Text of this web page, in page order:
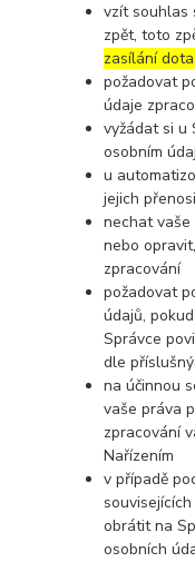
vzít souhlas
zpět, toto
zasílání
požadovat
údaje
vyžádat si u
osobním
u
jejich
nechat
nebo
zpracování
požadovat
údajů,
Správce
dle
na účinnou
vaše práva
zpracování
Nařízením
v případě
obrátit na
osobních